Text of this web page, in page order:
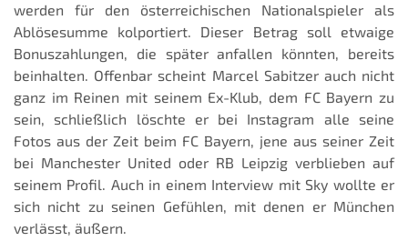
werden für den österreichischen Nationalspieler als
Ablösesumme kolportiert. Dieser Betrag soll etwaige
Bonuszahlungen, die später anfallen könnten, bereits
beinhalten. Offenbar scheint Marcel Sabitzer auch nicht
ganz im Reinen mit seinem Ex-Klub, dem FC Bayern zu
sein, schließlich löschte er bei Instagram alle seine
Fotos aus der Zeit beim FC Bayern, jene aus seiner Zeit
bei Manchester United oder RB Leipzig verblieben auf
seinem Profil. Auch in einem Interview mit Sky wollte er
sich nicht zu seinen Gefühlen, mit denen er München
verlässt, äußern.